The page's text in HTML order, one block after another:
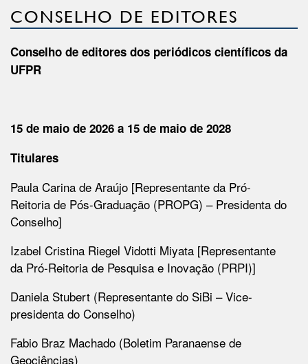
CONSELHO DE EDITORES
Conselho de editores dos periódicos científicos da
UFPR
15 de maio de 2026 a 15 de maio de 2028
Titulares
Paula Carina de Araújo [Representante da Pró-
Reitoria de Pós-Graduação (PROPG) – Presidenta do
Conselho]
Izabel Cristina Riegel Vidotti Miyata [Representante
da Pró-Reitoria de Pesquisa e Inovação (PRPI)]
Daniela Stubert (Representante do SiBi – Vice-
presidenta do Conselho)
Fabio Braz Machado (Boletim Paranaense de
Geociências)